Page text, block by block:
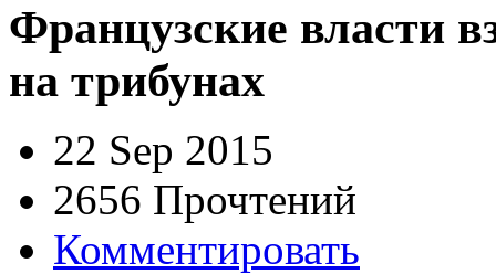
Французские власти
на трибунах
22 Sep 2015
2656 Прочтений
Комментировать